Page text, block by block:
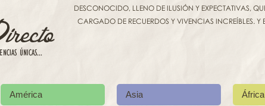
DESCONOCIDO, LLENO DE ILUSIÓN Y EXPECTATIVAS,
CARGADO DE RECUERDOS Y VIVENCIAS INCREÍBLES. Y
América Asia África